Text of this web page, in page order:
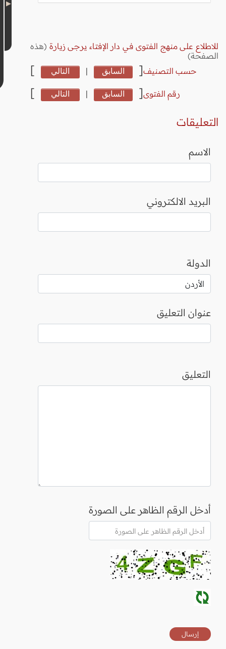
للاطلاع على منهج الفتوى في دار الإفتاء يرجى زيارة (هذه
الصفحة)
حسب التصنيف[ السابق | التالي ]
رقم الفتوى[ السابق | التالي ]
التعليقات
الاسم
البريد الالكتروني
الدولة
عنوان التعليق
التعليق
أدخل الرقم الظاهر على الصورة